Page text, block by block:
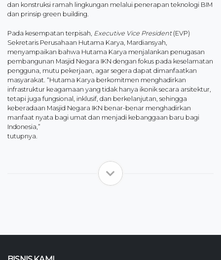
dan konstruksi ramah lingkungan melalui penerapan teknologi BIM
dan prinsip green building.
Pada kesempatan terpisah, Executive Vice President (EVP)
Sekretaris Perusahaan Hutama Karya, Mardiansyah,
menyampaikan bahwa Hutama Karya menjalankan penugasan
pembangunan Masjid Negara IKN dengan fokus pada keselamatan
pengguna, mutu pekerjaan, agar segera dapat dimanfaatkan
masyarakat. “Hutama Karya berkomitmen menghadirkan
infrastruktur keagamaan yang tidak hanya ikonik secara arsitektur,
tetapi juga fungsional, inklusif, dan berkelanjutan, sehingga
keberadaan Masjid Negara IKN benar-benar menghadirkan
manfaat nyata bagi umat dan menjadi kebanggaan baru bagi
Indonesia,”
tutupnya.